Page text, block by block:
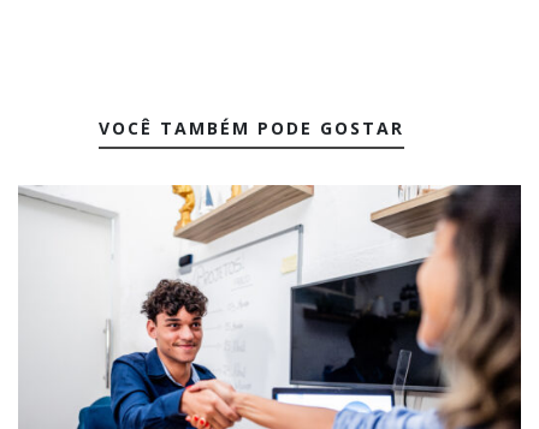
VOCÊ TAMBÉM PODE GOSTAR